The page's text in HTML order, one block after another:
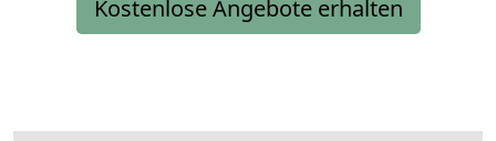
Kostenlose Angebote erhalten